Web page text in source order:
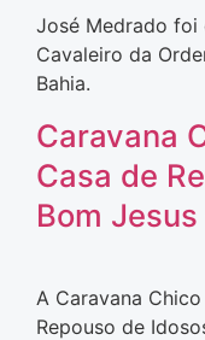
José Medrado
Cavaleiro da
Bahia.
Caravana
Casa de
Bom
A Caravana
Repouso de